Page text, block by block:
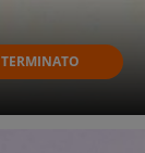
TERMINATO